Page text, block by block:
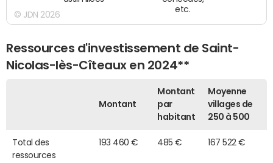
etc.
© JDN 2026
Ressources d'investissement de Saint-
Nicolas-lès-Cîteaux en 2024**
Montant
Montant
par
habitant
Moyenne
villages de
250 à 500
Total des
ressources
193 460 € 485 € 167 522 €